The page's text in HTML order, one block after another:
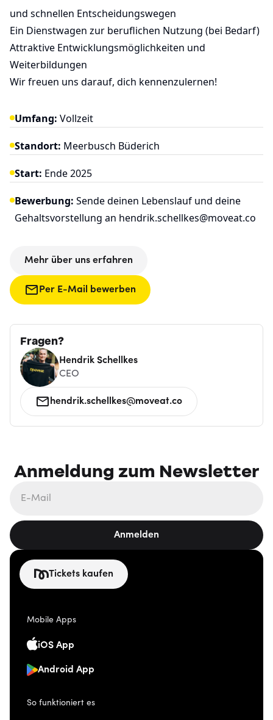
und schnellen Entscheidungswegen
Ein Dienstwagen zur beruflichen Nutzung (bei Bedarf)
Attraktive Entwicklungsmöglichkeiten und
Weiterbildungen
Wir freuen uns darauf, dich kennenzulernen!
Umfang: Vollzeit
Standort: Meerbusch Büderich
Start: Ende 2025
Bewerbung: Sende deinen Lebenslauf und deine
Gehaltsvorstellung an hendrik.schellkes@moveat.co
Mehr über uns erfahren
Per E-Mail bewerben
Fragen?
Hendrik Schellkes
CEO
hendrik.schellkes@moveat.co
Anmeldung zum Newsletter
Anmelden
Tickets kaufen
Mobile Apps
iOS App
Android App
So funktioniert es